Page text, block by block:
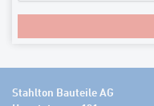
Stahlton Bauteile AG